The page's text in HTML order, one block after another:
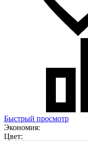
Быстрый просмотр
Экономия:
Цвет: